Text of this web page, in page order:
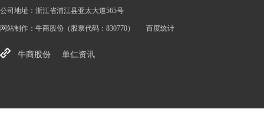
公司地址：浙江省浦江县亚太大道565号
网站制作： 牛商股份 （股票代码：830770） 百度统计
牛商股份 单仁资讯